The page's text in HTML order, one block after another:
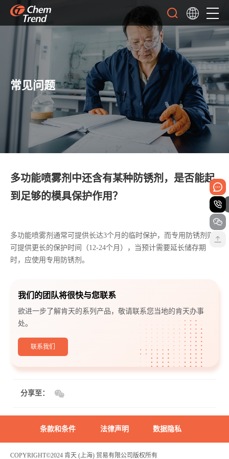
常见问题
多功能喷雾剂中还含有某种防锈剂，是否能起
到足够的模具保护作用？
多功能喷雾剂通常可提供长达3个月的临时保护，而专用防锈剂则
可提供更长的保护时间（12-24个月），当预计需要延长储存期
时，应使用专用防锈剂。
我们的团队将很快与您联系
欲进一步了解肯天的系列产品，敬请联系您当地的肯天办事
处。
联系我们
分享至：
条款和条件 法律声明 数据隐私
COPYRIGHT©2024 肯天 (上海) 贸易有限公司版权所有